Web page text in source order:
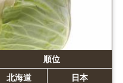
順位
北海道
日本